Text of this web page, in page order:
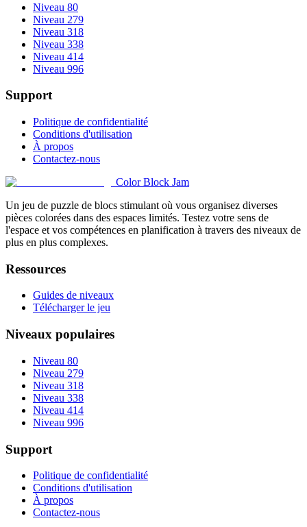
Niveau 80
Niveau 279
Niveau 318
Niveau 338
Niveau 414
Niveau 996
Support
Politique de confidentialité
Conditions d'utilisation
À propos
Contactez-nous
Color Block Jam
Un jeu de puzzle de blocs stimulant où vous organisez diverses
pièces colorées dans des espaces limités. Testez votre sens de
l'espace et vos compétences en planification à travers des niveaux de
plus en plus complexes.
Ressources
Guides de niveaux
Télécharger le jeu
Niveaux populaires
Niveau 80
Niveau 279
Niveau 318
Niveau 338
Niveau 414
Niveau 996
Support
Politique de confidentialité
Conditions d'utilisation
À propos
Contactez-nous